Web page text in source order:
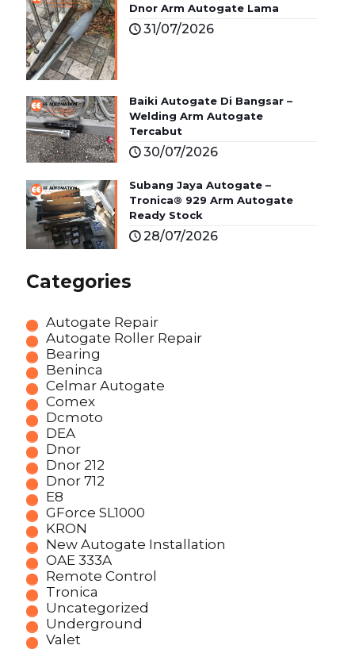
Dnor Arm Autogate Lama
31/07/2026
Baiki Autogate Di Bangsar –
Welding Arm Autogate
Tercabut
30/07/2026
Subang Jaya Autogate –
Tronica® 929 Arm Autogate
Ready Stock
28/07/2026
Categories
Autogate Repair
Autogate Roller Repair
Bearing
Beninca
Celmar Autogate
Comex
Dcmoto
DEA
Dnor
Dnor 212
Dnor 712
E8
GForce SL1000
KRON
New Autogate Installation
OAE 333A
Remote Control
Tronica
Uncategorized
Underground
Valet